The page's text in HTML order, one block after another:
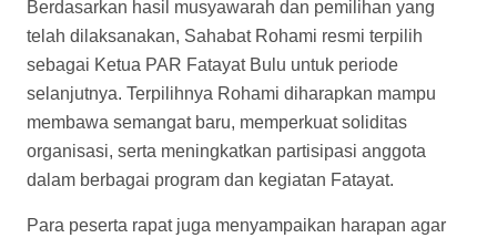
Berdasarkan hasil musyawarah dan pemilihan yang
telah dilaksanakan, Sahabat Rohami resmi terpilih
sebagai Ketua PAR Fatayat Bulu untuk periode
selanjutnya. Terpilihnya Rohami diharapkan mampu
membawa semangat baru, memperkuat soliditas
organisasi, serta meningkatkan partisipasi anggota
dalam berbagai program dan kegiatan Fatayat.
Para peserta rapat juga menyampaikan harapan agar